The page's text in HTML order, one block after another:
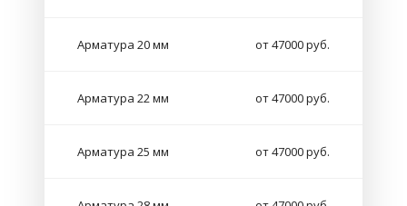
Арматура 20 мм от 47000 руб.
Арматура 22 мм от 47000 руб.
Арматура 25 мм от 47000 руб.